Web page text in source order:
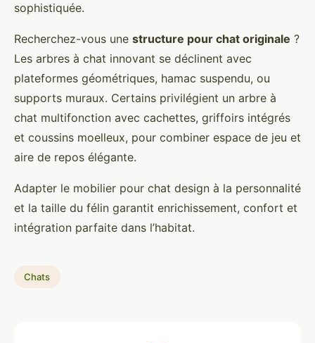
sophistiquée.
Recherchez-vous une structure pour chat originale ?
Les arbres à chat innovant se déclinent avec
plateformes géométriques, hamac suspendu, ou
supports muraux. Certains privilégient un arbre à
chat multifonction avec cachettes, griffoirs intégrés
et coussins moelleux, pour combiner espace de jeu et
aire de repos élégante.
Adapter le mobilier pour chat design à la personnalité
et la taille du félin garantit enrichissement, confort et
intégration parfaite dans l’habitat.
Chats